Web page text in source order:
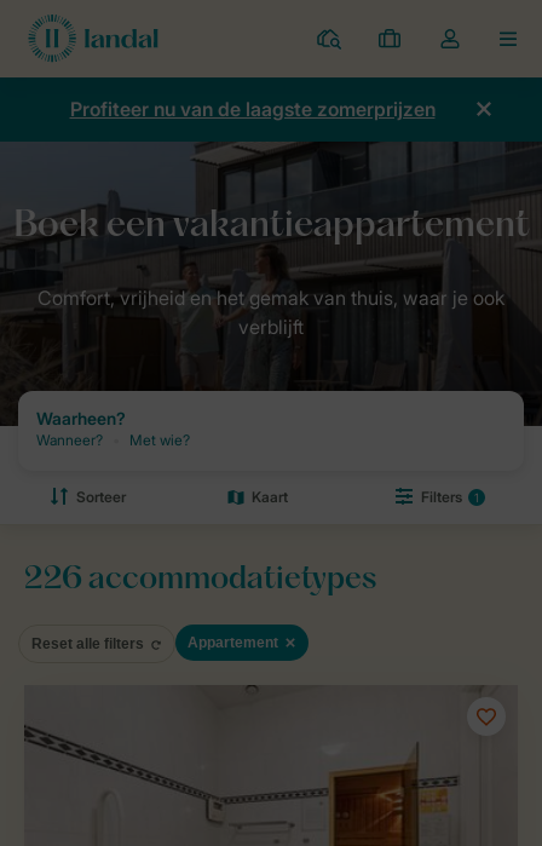
Parken
Mijn
boekingen
Open
de
dropdown
Profiteer nu van de laagste zomerprijzen